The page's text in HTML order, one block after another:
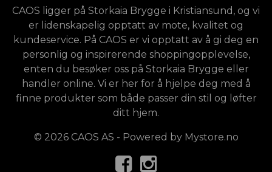
CAOS ligger på Storkaia Brygge i Kristiansund, og vi
er lidenskapelig opptatt av mote, kvalitet og
kundeservice. På CAOS er vi opptatt av å gi deg en
personlig og inspirerende shoppingopplevelse,
enten du besøker oss på Storkaia Brygge eller
handler online. Vi er her for å hjelpe deg med å
finne produkter som både passer din stil og løfter
ditt hjem.
© 2026 CAOS AS - Powered by Mystore.no